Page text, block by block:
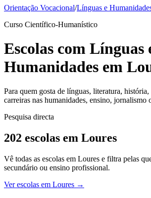
Orientação Vocacional/Línguas e
Curso Científico-Humanístico
Escolas com Línguas
Humanidades em
Para quem gosta de línguas, literatura,
carreiras nas humanidades, ensino, jornalismo
Pesquisa directa
202 escolas em Loures
Vê todas as escolas em Loures e filtra pelas
secundário ou ensino profissional.
Ver escolas em Loures →